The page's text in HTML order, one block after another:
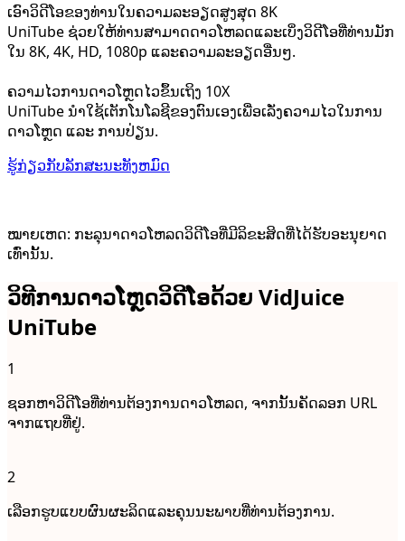
ເອົາວິດີໂອຂອງທ່ານໃນຄວາມລະອຽດສູງສຸດ 8K
UniTube ຊ່ວຍໃຫ້ທ່ານສາມາດດາວໂຫລດແລະເບິ່ງວິດີໂອທີ່ທ່ານມັກ
ໃນ 8K, 4K, HD, 1080p ແລະຄວາມລະອຽດອື່ນໆ.
ຄວາມໄວການດາວໂຫຼດໄວຂຶ້ນເຖິງ 10X
UniTube ນຳໃຊ້ເຕັກໂນໂລຊີຂອງຕົນເອງເພື່ອເລັ່ງຄວາມໄວໃນການ
ດາວໂຫຼດ ແລະ ການປ່ຽນ.
ຮູ້ກ່ຽວກັບລັກສະນະທັງຫມົດ
ໝາຍເຫດ: ກະລຸນາດາວໂຫລດວິດີໂອທີ່ມີລິຂະສິດທີ່ໄດ້ຮັບອະນຸຍາດ
ເທົ່ານັ້ນ.
ວິທີການດາວໂຫຼດວິດີໂອດ້ວຍ VidJuice
UniTube
1
ຊອກຫາວິດີໂອທີ່ທ່ານຕ້ອງການດາວໂຫລດ, ຈາກນັ້ນຄັດລອກ URL
ຈາກແຖບທີ່ຢູ່.
2
ເລືອກ​ຮູບ​ແບບ​ຜົນ​ຜະ​ລິດ​ແລະ​ຄຸນ​ນະ​ພາບ​ທີ່​ທ່ານ​ຕ້ອງ​ການ​.